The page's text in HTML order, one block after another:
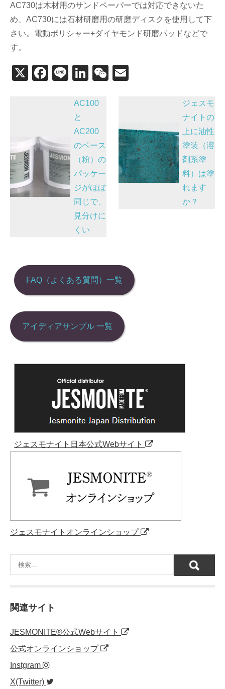
AC730は木材用のサンドペーパーでは対応できないた
め、AC730には石材研磨用の研磨ディスクを使用して下
さい。電動ポリシャー+ダイヤモンド研磨パッドなどで
す。
X
F
b
o
o
k
Li
e
Li
k
dI
n
W
at
ビ
ゲ
ー
AC100
と
AC200
のベース
（粉）の
パッケー
ジがほぼ
同じで、
見分けに
くい
ジェスモ
ナイトの
上に油性
塗装（溶
剤系塗
料）は塗
れます
か？
FAQ（よくある質問）一覧
アイディアサンプル 一覧
ジェスモナイト日本公式Webサイト
ジェスモナイトオンラインショップ
関連サイト
JESMONITE®公式Webサイト
公式オンラインショップ
Instgram
X(Twitter)